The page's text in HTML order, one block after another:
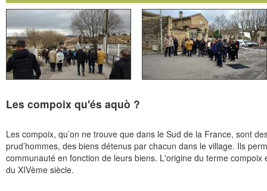
Les compoix qu'és aquò ?
Les compoix, qu’on ne trouve que dans le Sud de la France, sont
prud’hommes, des biens détenus par chacun dans le village. Ils
communauté en fonction de leurs biens. L'origine du terme
du XIVème siècle.